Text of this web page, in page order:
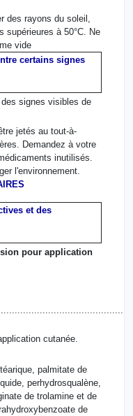
des rayons du soleil,
supérieures à 50°C. Ne
vide
certains signes
signes visibles de
jetés au tout-à-
Demandez à votre
inutilisés.
l'environnement.
et des
pour application
cutanée.
palmitate de
perhydrosqualène,
de trolamine et de
de